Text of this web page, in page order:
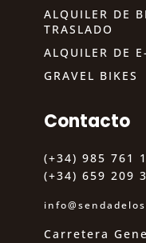
ALQUILER DE
TRASLADO
ALQUILER DE
GRAVEL BIKES
Contacto
(+34) 985 761
(+34) 659 209
Carretera